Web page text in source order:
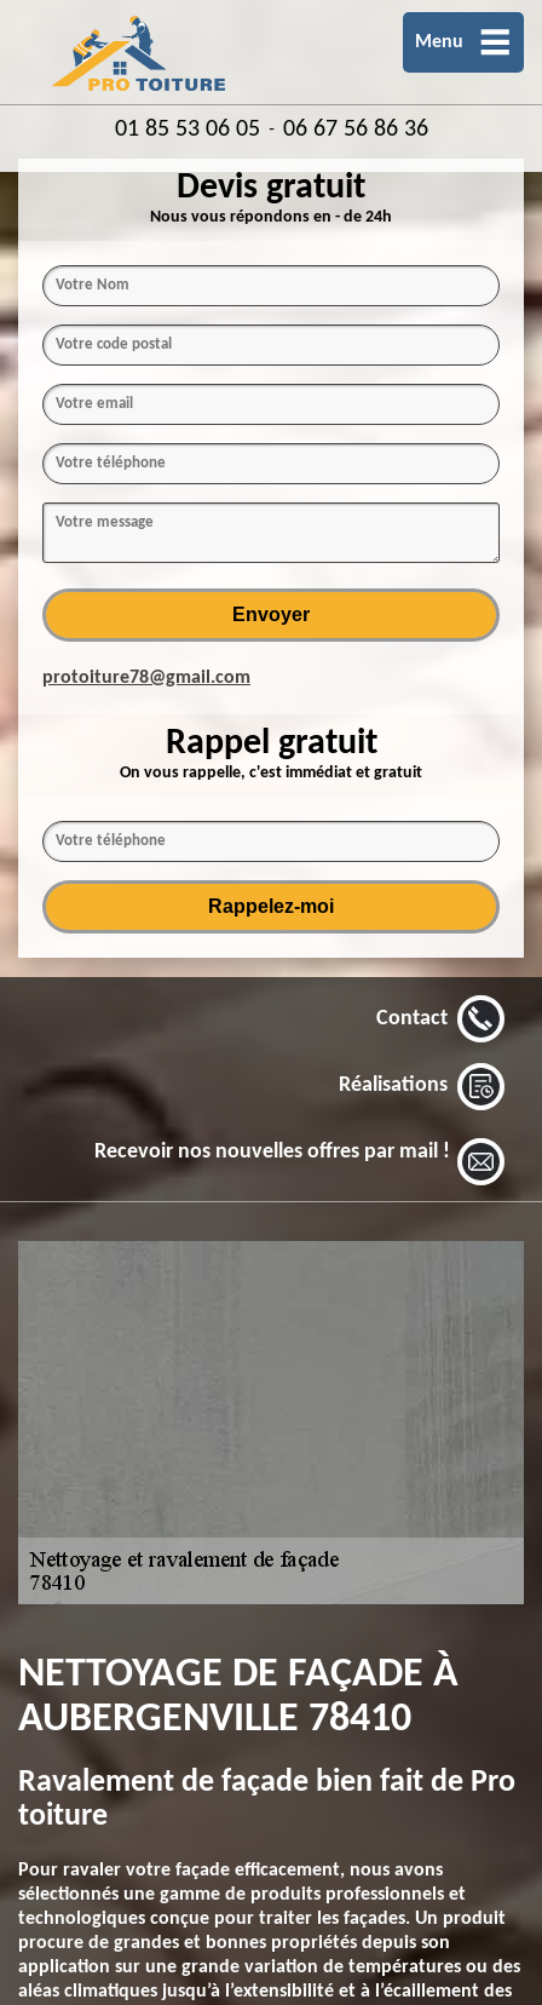
Menu
01 85 53 06 05 - 06 67 56 86 36
Devis gratuit
Nous vous répondons en - de 24h
protoiture78@gmail.com
Rappel gratuit
On vous rappelle, c'est immédiat et gratuit
Contact
Réalisations
Recevoir nos nouvelles offres par mail !
NETTOYAGE DE FAÇADE À
AUBERGENVILLE 78410
Ravalement de façade bien fait de Pro
toiture
Pour ravaler votre façade efficacement, nous avons
sélectionnés une gamme de produits professionnels et
technologiques conçue pour traiter les façades. Un produit
procure de grandes et bonnes propriétés depuis son
application sur une grande variation de températures ou des
aléas climatiques jusqu’à l’extensibilité et à l’écaillement des